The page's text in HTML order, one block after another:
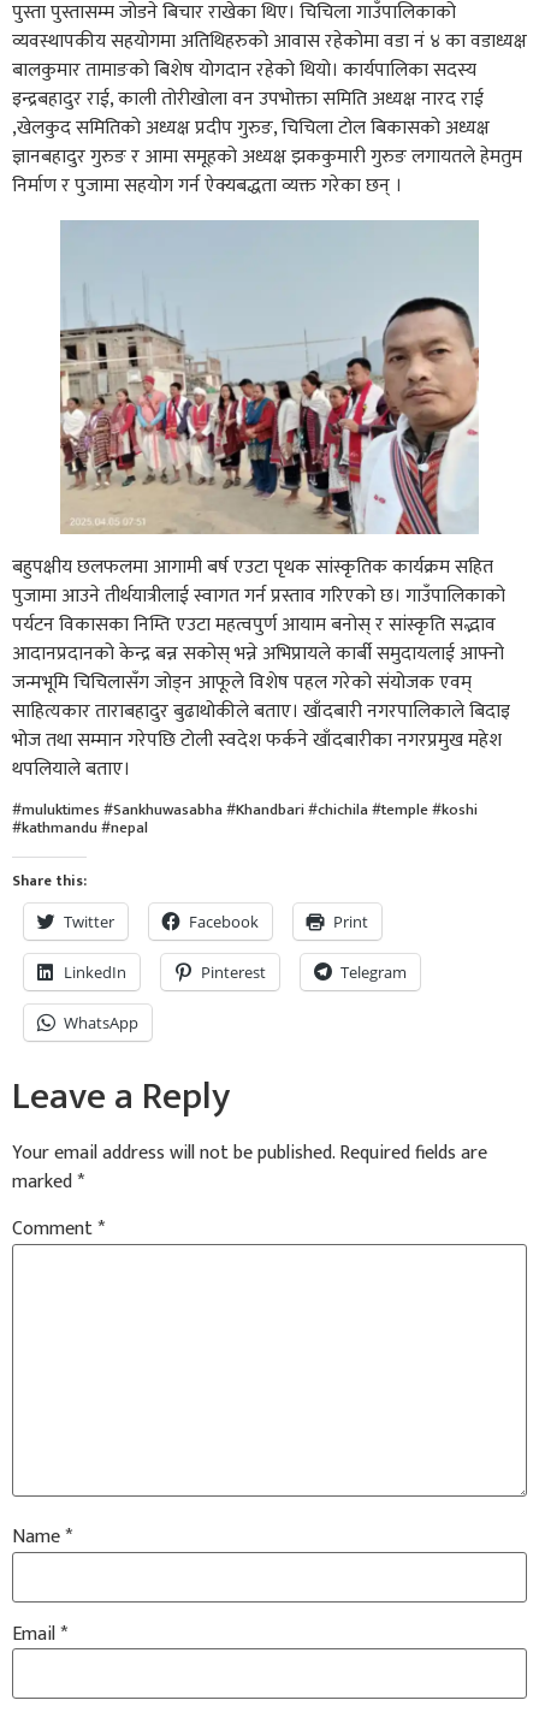
पुस्ता पुस्तासम्म जोडने बिचार राखेका थिए। चिचिला गाउँपालिकाको
व्यवस्थापकीय सहयोगमा अतिथिहरुको आवास रहेकोमा वडा नं ४ का वडाध्यक्ष
बालकुमार तामाङको बिशेष योगदान रहेको थियो। कार्यपालिका सदस्य
इन्द्रबहादुर राई, काली तोरीखोला वन उपभोक्ता समिति अध्यक्ष नारद राई
,खेलकुद समितिको अध्यक्ष प्रदीप गुरुङ, चिचिला टोल बिकासको अध्यक्ष
ज्ञानबहादुर गुरुङ र आमा समूहको अध्यक्ष झककुमारी गुरुङ लगायतले हेमतुम
निर्माण र पुजामा सहयोग गर्न ऐक्यबद्धता व्यक्त गरेका छन् ।
बहुपक्षीय छलफलमा आगामी बर्ष एउटा पृथक सांस्कृतिक कार्यक्रम सहित
पुजामा आउने तीर्थयात्रीलाई स्वागत गर्न प्रस्ताव गरिएको छ। गाउँपालिकाको
पर्यटन विकासका निम्ति एउटा महत्वपुर्ण आयाम बनोस् र सांस्कृति सद्भाव
आदानप्रदानको केन्द्र बन्न सकोस् भन्ने अभिप्रायले कार्बी समुदायलाई आफ्नो
जन्मभूमि चिचिलासँग जोड्न आफूले विशेष पहल गरेको संयोजक एवम्
साहित्यकार ताराबहादुर बुढाथोकीले बताए। खाँदबारी नगरपालिकाले बिदाइ
भोज तथा सम्मान गरेपछि टोली स्वदेश फर्कने खाँदबारीका नगरप्रमुख महेश
थपलियाले बताए।
#muluktimes #Sankhuwasabha #Khandbari #chichila #temple #koshi
#kathmandu #nepal
Share this:
Twitter Facebook Print
LinkedIn Pinterest Telegram
WhatsApp
Leave a Reply
Your email address will not be published.Required fields are
marked*
Comment*
Name*
Email*